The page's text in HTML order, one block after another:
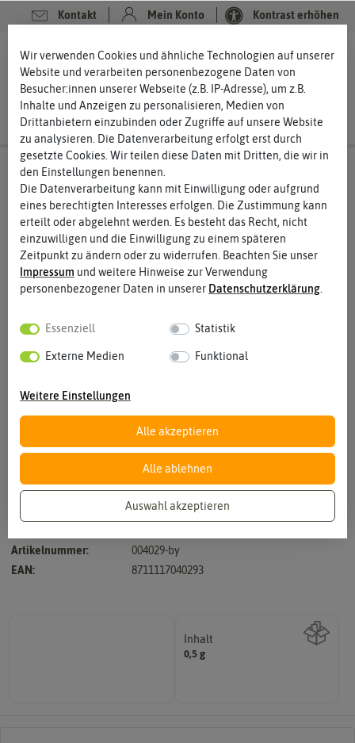
Kontakt Mein Konto Kontrast erhöhen
0 0
Vergrößern durch berühren
Artikelnummer:
004029-by
EAN:
8711117040293
Inhalt
0,5 g
Wir verwenden Cookies und ähnliche Technologien auf unserer
Website und verarbeiten personenbezogene Daten von
Besucher:innen unserer Webseite (z.B. IP-Adresse), um z.B.
Inhalte und Anzeigen zu personalisieren, Medien von
Drittanbietern einzubinden oder Zugriffe auf unsere Website
zu analysieren. Die Datenverarbeitung erfolgt erst durch
gesetzte Cookies. Wir teilen diese Daten mit Dritten, die wir in
den Einstellungen benennen.
Die Datenverarbeitung kann mit Einwilligung oder aufgrund
eines berechtigten Interesses erfolgen. Die Zustimmung kann
erteilt oder abgelehnt werden. Es besteht das Recht, nicht
einzuwilligen und die Einwilligung zu einem späteren
Zeitpunkt zu ändern oder zu widerrufen. Beachten Sie unser
Impressum und weitere Hinweise zur Verwendung
personenbezogener Daten in unserer Daten­schutz­erklärung.
Essenziell Statistik
Externe Medien Funktional
Weitere Einstellungen
Alle akzeptieren
Alle ablehnen
Auswahl akzeptieren